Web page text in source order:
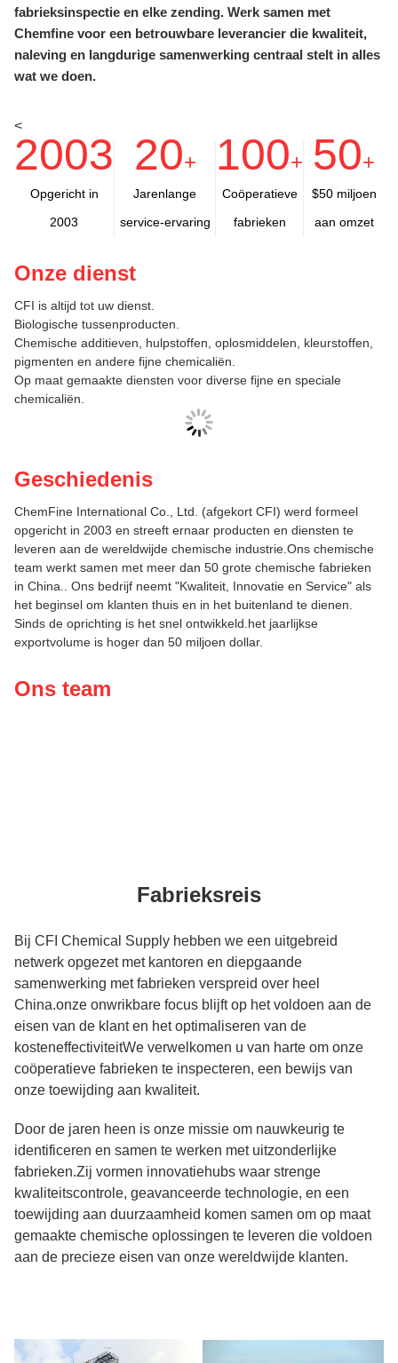
fabrieksinspectie en elke zending. Werk samen met
Chemfine voor een betrouwbare leverancier die kwaliteit,
naleving en langdurige samenwerking centraal stelt in alles
wat we doen.
<
2003
Opgericht in
2003
20+
Jarenlange
service-ervaring
100+
Coöperatieve
fabrieken
50+
$50 miljoen
aan omzet
Onze dienst
CFI is altijd tot uw dienst.
Biologische tussenproducten.
Chemische additieven, hulpstoffen, oplosmiddelen, kleurstoffen,
pigmenten en andere fijne chemicaliën.
Op maat gemaakte diensten voor diverse fijne en speciale
chemicaliën.
Geschiedenis
ChemFine International Co., Ltd. (afgekort CFI) werd formeel
opgericht in 2003 en streeft ernaar producten en diensten te
leveren aan de wereldwijde chemische industrie.Ons chemische
team werkt samen met meer dan 50 grote chemische fabrieken
in China.. Ons bedrijf neemt "Kwaliteit, Innovatie en Service" als
het beginsel om klanten thuis en in het buitenland te dienen.
Sinds de oprichting is het snel ontwikkeld.het jaarlijkse
exportvolume is hoger dan 50 miljoen dollar.
Ons team
Fabrieksreis
Bij CFI Chemical Supply hebben we een uitgebreid
netwerk opgezet met kantoren en diepgaande
samenwerking met fabrieken verspreid over heel
China.onze onwrikbare focus blijft op het voldoen aan de
eisen van de klant en het optimaliseren van de
kosteneffectiviteitWe verwelkomen u van harte om onze
coöperatieve fabrieken te inspecteren, een bewijs van
onze toewijding aan kwaliteit.
Door de jaren heen is onze missie om nauwkeurig te
identificeren en samen te werken met uitzonderlijke
fabrieken.Zij vormen innovatiehubs waar strenge
kwaliteitscontrole, geavanceerde technologie, en een
toewijding aan duurzaamheid komen samen om op maat
gemaakte chemische oplossingen te leveren die voldoen
aan de precieze eisen van onze wereldwijde klanten.